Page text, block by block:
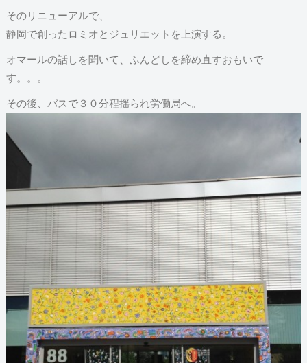
そのリニューアルで、
静岡で創ったロミオとジュリエットを上演する。
オマールの話しを聞いて、ふんどしを締め直すおもいで
す。。。
その後、バスで３０分程揺られ労働局へ。